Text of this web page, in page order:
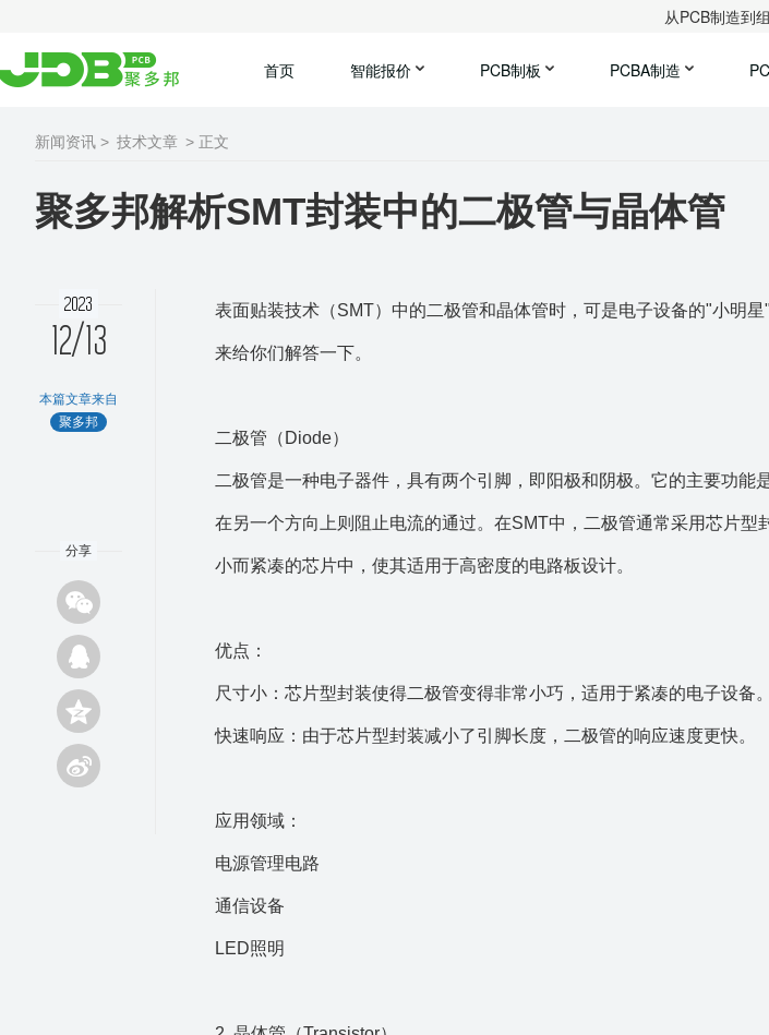
从PCB制造到
首页 智能报价 PCB制板 PCBA制造
新闻资讯 > 技术文章 > 正文
聚多邦解析SMT封装中的二极管与晶体管
2023
12/13
本篇文章来自
聚多邦
分享
表面贴装技术（SMT）中的二极管和晶体管时，可是电子设备的"小明星
来给你们解答一下。
二极管（Diode）
二极管是一种电子器件，具有两个引脚，即阳极和阴极。它的主要功能
在另一个方向上则阻止电流的通过。在SMT中，二极管通常采用芯片型
小而紧凑的芯片中，使其适用于高密度的电路板设计。
优点：
尺寸小：芯片型封装使得二极管变得非常小巧，适用于紧凑的电子设备。
快速响应：由于芯片型封装减小了引脚长度，二极管的响应速度更快。
应用领域：
电源管理电路
通信设备
LED照明